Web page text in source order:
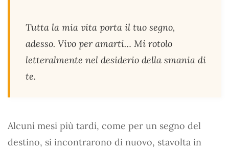
Tutta la mia vita porta il tuo segno,
adesso. Vivo per amarti… Mi rotolo
letteralmente nel desiderio della smania di
te.
Alcuni mesi più tardi, come per un segno del
destino, si incontrarono di nuovo, stavolta in